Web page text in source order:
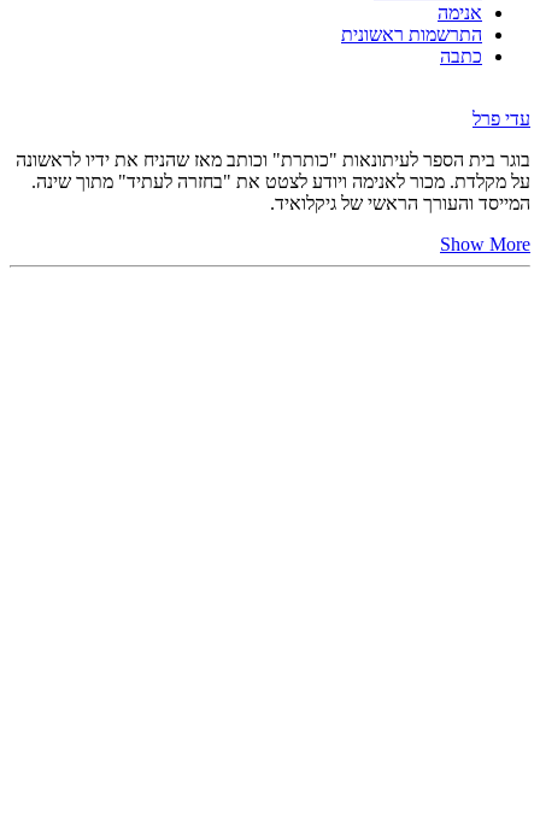
אנימה
התרשמות ראשונית
כתבה
עדי פרל
בוגר בית הספר לעיתונאות "כותרת" וכותב מאז שהניח את ידיו לראשונה
על מקלדת. מכור לאנימה ויודע לצטט את "בחזרה לעתיד" מתוך שינה.
המייסד והעורך הראשי של גיקלואיד.
Show More